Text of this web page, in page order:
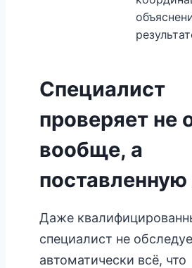
Специалист
проверяет не
вообще, а
поставленную
Даже
специалист не
автоматически всё, что